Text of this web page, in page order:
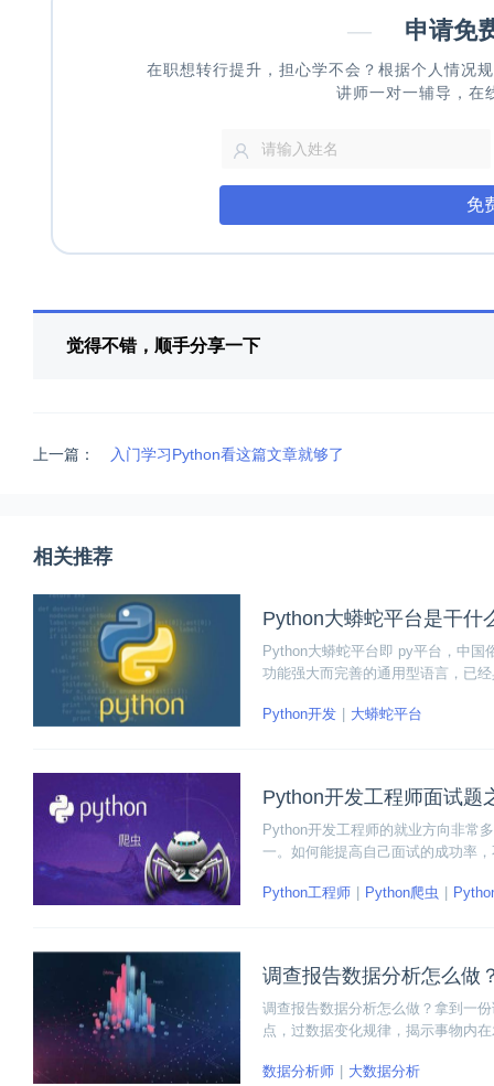
— 申请免
在职想转行提升，担心学不会？根据个人情况
讲师一对一辅导，在
免
觉得不错，顺手分享一下
上一篇： 入门学习Python看这篇文章就够了
相关推荐
Python大蟒蛇平台是干什
Python大蟒蛇平台即 py平台，中国
功能强大而完善的通用型语言，已
Python开发
大蟒蛇平台
Python开发工程师面试题
Python开发工程师的就业方向非常
一。如何能提高自己面试的成功率
Python工程师
Python爬虫
调查报告数据分析怎么做
调查报告数据分析怎么做？拿到一
点，过数据变化规律，揭示事物内
数据分析师 大数据分析